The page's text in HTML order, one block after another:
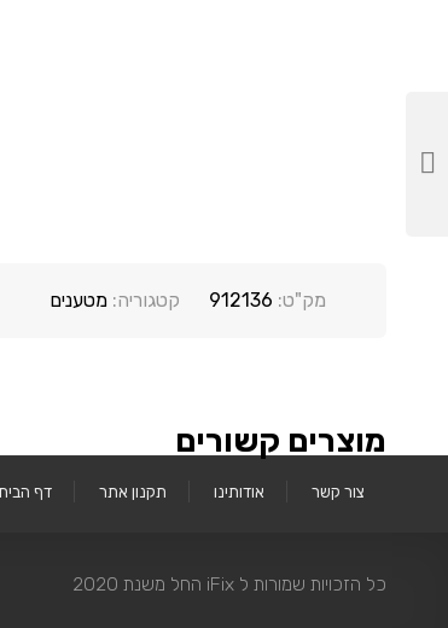
מק"ט: 912136 קטגוריה: מטענים
מוצרים קשורים
דף הבית תקנון אתר אודותינו צור קשר
כל הזכויות שמורות ל iFix החל משנת 2020